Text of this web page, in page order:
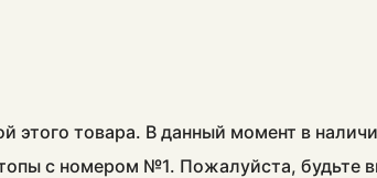
этого товара. В данный момент в
с номером №1. Пожалуйста, будьте